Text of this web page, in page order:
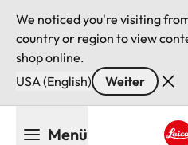
We noticed you're visiting
country or region to view
shop online.
USA (English)
Weiter
Menü